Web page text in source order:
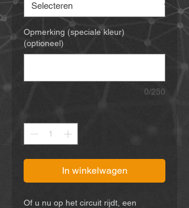
Opmerking (speciale kleur)
(optioneel)
0/250
In winkelwagen
Of u nu op het circuit rijdt, een